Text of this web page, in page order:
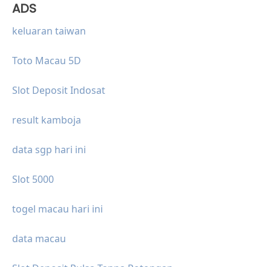
ADS
keluaran taiwan
Toto Macau 5D
Slot Deposit Indosat
result kamboja
data sgp hari ini
Slot 5000
togel macau hari ini
data macau